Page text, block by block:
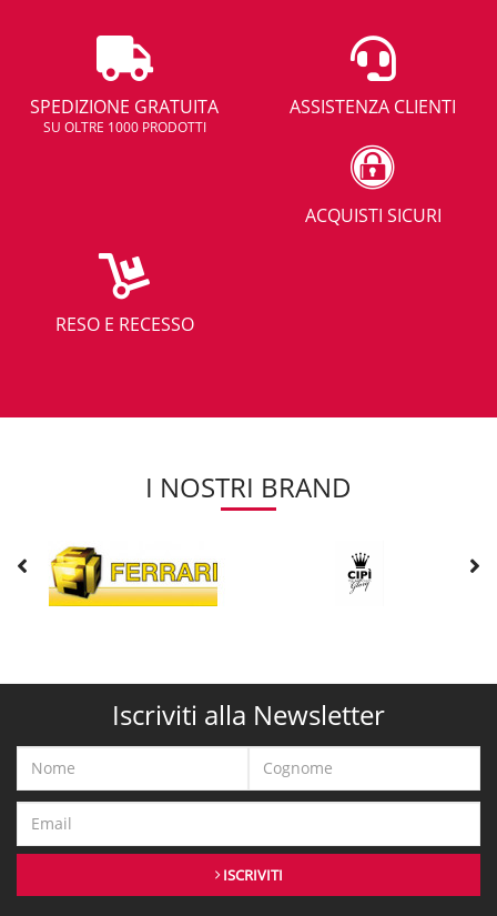
SPEDIZIONE GRATUITA
SU OLTRE 1000 PRODOTTI
ASSISTENZA CLIENTI
ACQUISTI SICURI
RESO E RECESSO
I NOSTRI BRAND
Iscriviti alla Newsletter
ISCRIVITI